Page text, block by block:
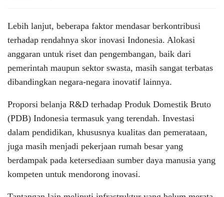
Lebih lanjut, beberapa faktor mendasar berkontribusi
terhadap rendahnya skor inovasi Indonesia. Alokasi
anggaran untuk riset dan pengembangan, baik dari
pemerintah maupun sektor swasta, masih sangat terbatas
dibandingkan negara-negara inovatif lainnya.
Proporsi belanja R&D terhadap Produk Domestik Bruto
(PDB) Indonesia termasuk yang terendah. Investasi
dalam pendidikan, khususnya kualitas dan pemerataan,
juga masih menjadi pekerjaan rumah besar yang
berdampak pada ketersediaan sumber daya manusia yang
kompeten untuk mendorong inovasi.